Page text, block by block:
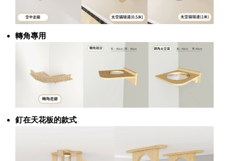
轉角專用
釘在天花板的款式